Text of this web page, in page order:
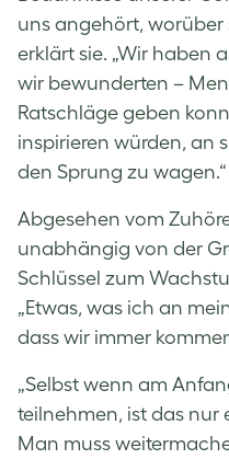
uns angehört, worüber
erklärt sie. „Wir haben
wir bewunderten –
Ratschläge geben
inspirieren würden, an
den Sprung zu wagen.“
Abgesehen vom
unabhängig von der
Schlüssel zum
„Etwas, was ich an
dass wir immer
„Selbst wenn am
teilnehmen, ist das nur
Man muss